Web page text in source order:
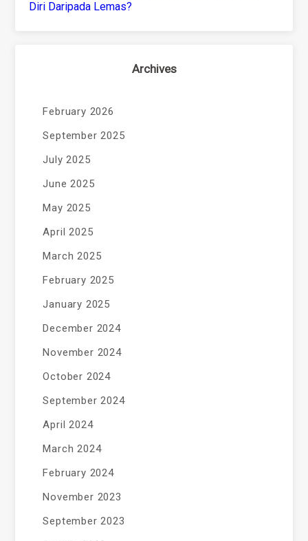
Diri Daripada Lemas?
Archives
February 2026
September 2025
July 2025
June 2025
May 2025
April 2025
March 2025
February 2025
January 2025
December 2024
November 2024
October 2024
September 2024
April 2024
March 2024
February 2024
November 2023
September 2023